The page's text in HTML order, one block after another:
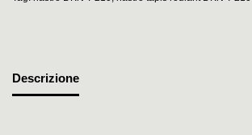
Descrizione